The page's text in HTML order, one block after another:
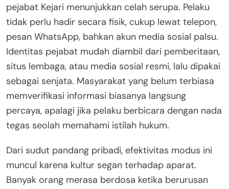
pejabat Kejari menunjukkan celah serupa. Pelaku
tidak perlu hadir secara fisik, cukup lewat telepon,
pesan WhatsApp, bahkan akun media sosial palsu.
Identitas pejabat mudah diambil dari pemberitaan,
situs lembaga, atau media sosial resmi, lalu dipakai
sebagai senjata. Masyarakat yang belum terbiasa
memverifikasi informasi biasanya langsung
percaya, apalagi jika pelaku berbicara dengan nada
tegas seolah memahami istilah hukum.
Dari sudut pandang pribadi, efektivitas modus ini
muncul karena kultur segan terhadap aparat.
Banyak orang merasa berdosa ketika berurusan